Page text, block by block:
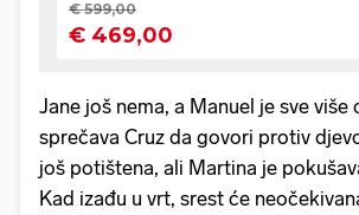
Jane još nema, a Manuel je sve više
sprečava Cruz da govori protiv
još potištena, ali Martina je
Kad izađu u vrt, srest će